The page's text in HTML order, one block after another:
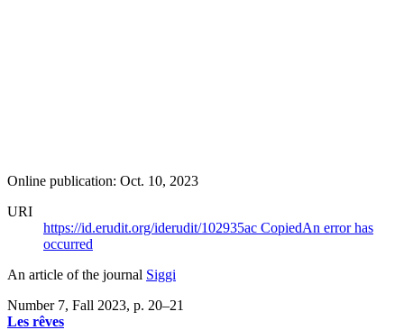
Online publication: Oct. 10, 2023
URI
https://id.erudit.org/iderudit/102935ac CopiedAn error has
occurred
An article of the journal Siggi
Number 7, Fall 2023, p. 20–21
Les rêves